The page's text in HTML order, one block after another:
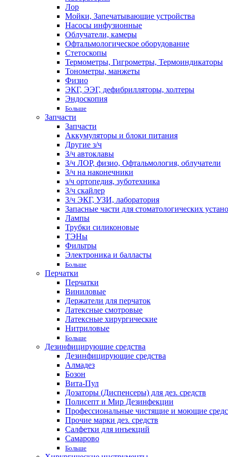
Лор
Мойки, Запечатывающие устройства
Насосы инфузионные
Облучатели, камеры
Офтальмологическое оборудование
Стетоскопы
Термометры, Гигрометры, Термоиндикаторы
Тонометры, манжеты
Физио
ЭКГ, ЭЭГ, дефибрилляторы, холтеры
Эндоскопия
Больше
Запчасти
Запчасти
Аккумуляторы и блоки питания
Другие з/ч
З/ч автоклавы
З/ч ЛОР, физио, Офтальмология, облучатели
З/ч на наконечники
з/ч ортопедия, зуботехника
З/ч скайлер
З/ч ЭКГ, УЗИ, лаборатория
Запасные части для стоматологических
Лампы
Трубки силиконовые
ТЭНы
Фильтры
Электроника и балласты
Больше
Перчатки
Перчатки
Виниловые
Держатели для перчаток
Латексные смотровые
Латексные хирургические
Нитриловые
Больше
Дезинфицирующие средства
Дезинфицирующие средства
Алмадез
Бозон
Вита-Пул
Дозаторы (Диспенсеры) для дез. средств
Полисепт и Мир Дезинфекции
Профессиональные чистящие и моющие
Прочие марки дез. средств
Салфетки для инъекций
Самарово
Больше